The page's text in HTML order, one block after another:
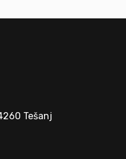
Tešanj